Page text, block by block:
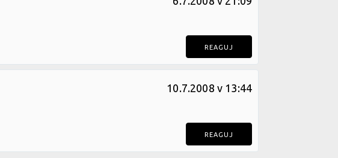
REAGUJ
10.7.2008 v 13:44
REAGUJ